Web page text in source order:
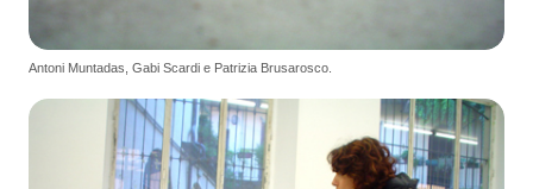
Antoni Muntadas, Gabi Scardi e Patrizia Brusarosco.